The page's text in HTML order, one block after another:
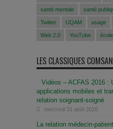
santé mentale santé
Twitter UQAM usage
Web 2.0 YouTube
LES CLASSIQUES
Vidéos – ACFAS 2016 :
applications mobiles et
relation soignant-soigné
mercredi 31 août 2016
La relation médecin-